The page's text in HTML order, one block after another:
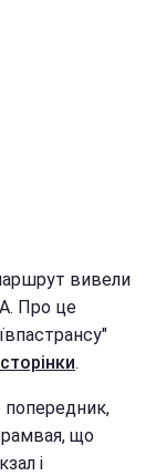
вивели
Про це
сторінки.
попередник,
що
і